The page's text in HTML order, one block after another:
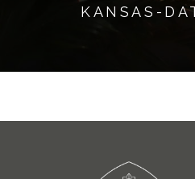
KANSAS-